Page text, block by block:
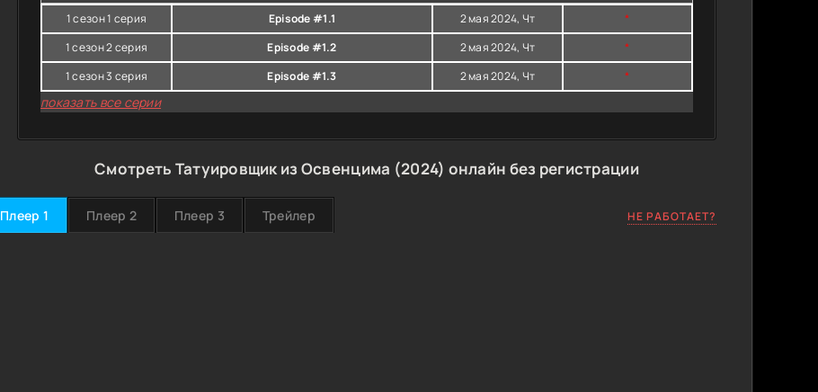
1 сезон 1 серия
Episode #1.1 2 мая 2024, Чт
*
1 сезон 2 серия
Episode #1.2 2 мая 2024, Чт
*
1 сезон 3 серия
Episode #1.3 2 мая 2024, Чт *
показать все серии
Смотреть Татуировщик из Освенцима (2024) онлайн без регистрации
Плеер 1 Плеер 2 Плеер 3 Трейлер НЕ РАБОТАЕТ?